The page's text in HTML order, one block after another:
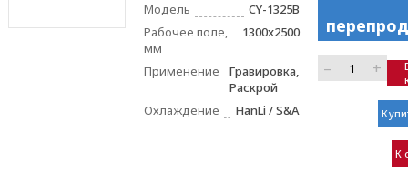
Модель
CY-1325B
Рабочее поле,
мм
1300x2500
Применение
Гравировка,
Раскрой
Охлаждение
HanLi / S&A
– +
К